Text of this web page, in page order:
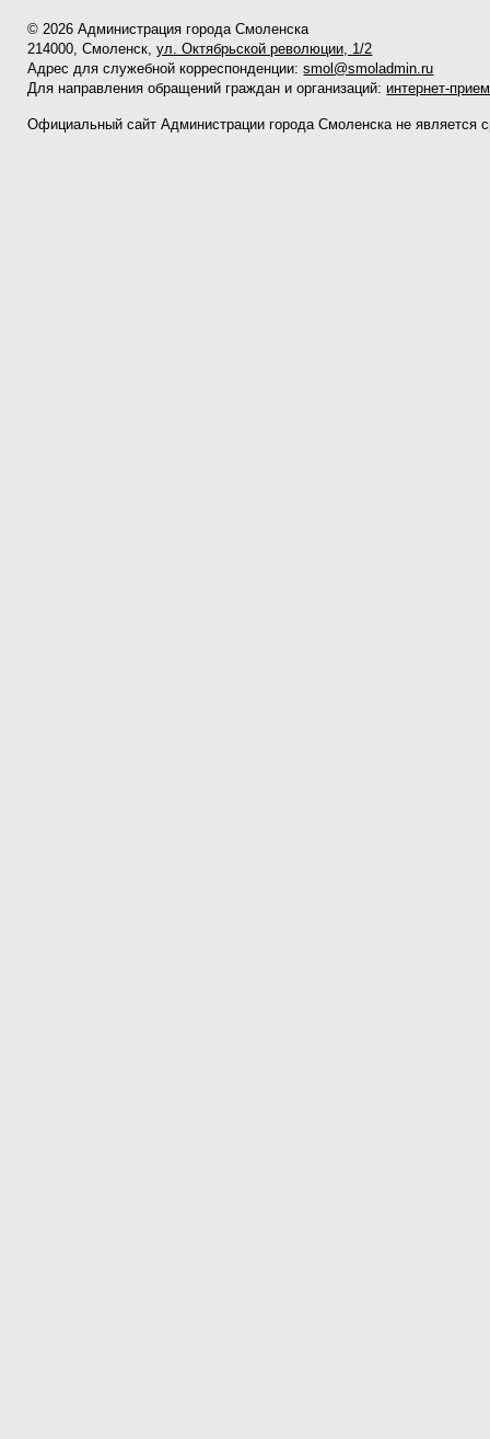
© 2026 Администрация города Смоленска
214000, Смоленск,ул. Октябрьской революции, 1/2
Адрес для служебной корреспонденции:smol@smoladmin.ru
Для направления обращений граждан и организаций: интернет-
Официальный сайт Администрации города Смоленска не является